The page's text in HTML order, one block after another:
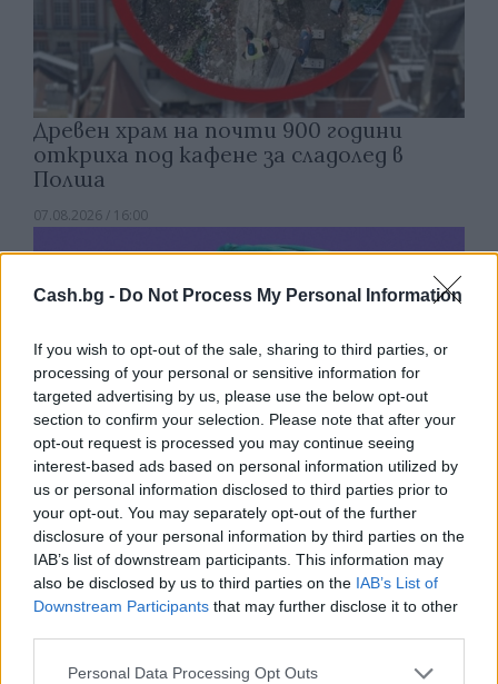
Cash.bg - Do Not Process My Personal Information
If you wish to opt-out of the sale, sharing to third parties, or
processing of your personal or sensitive information for
targeted advertising by us, please use the below opt-out
section to confirm your selection. Please note that after your
opt-out request is processed you may continue seeing
interest-based ads based on personal information utilized by
us or personal information disclosed to third parties prior to
your opt-out. You may separately opt-out of the further
disclosure of your personal information by third parties on the
IAB’s list of downstream participants. This information may
also be disclosed by us to third parties on the IAB’s List of
Downstream Participants that may further disclose it to other
Personal Data Processing Opt Outs
Древен храм на почти 900 години
откриха под кафене за сладолед в
Полша
07.08.2026 / 16:00
Изкуствен интелект за първи път
създаде нови жизнеспособни вируси